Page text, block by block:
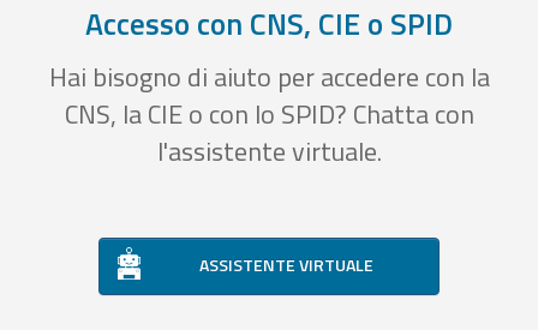
Accesso con CNS, CIE o SPID
Hai bisogno di aiuto per accedere con la
CNS, la CIE o con lo SPID? Chatta con
l'assistente virtuale.
ASSISTENTE VIRTUALE